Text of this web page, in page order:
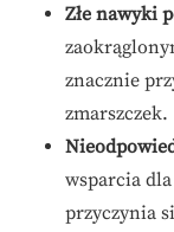
Złe nawyki
znacznie
zmarszczek.
wsparcia
przyczynia